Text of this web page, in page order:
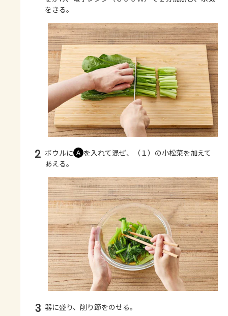
をきる。
2 ボウルに Ａ を入れて混ぜ、（１）の小松菜を加えて
あえる。
3 器に盛り、削り節をのせる。